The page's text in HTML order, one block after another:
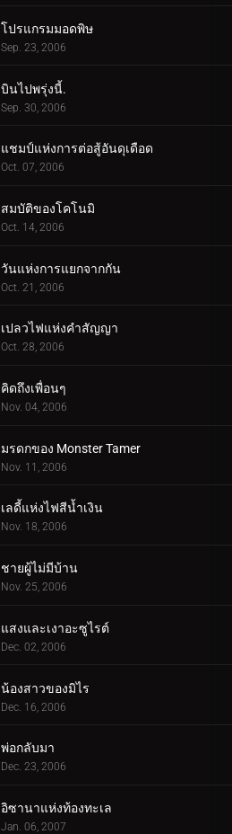
โปรแกรมมอดพิษ
Sep. 23, 2006
บินไปพรุ่งนี้.
Sep. 30, 2006
แชมป์แห่งการต่อสู้อันดุเดือด
Oct. 07, 2006
สมบัติของโคโนมิ
Oct. 14, 2006
วันแห่งการแยกจากกัน
Oct. 21, 2006
เปลวไฟแห่งคำสัญญา
Oct. 28, 2006
คิดถึงเพื่อนๆ
Nov. 04, 2006
มรดกของ Monster Tamer
Nov. 11, 2006
เลดี้แห่งไฟสีน้ำเงิน
Nov. 18, 2006
ชายผู้ไม่มีบ้าน
Nov. 25, 2006
แสงและเงาอะซูไรต์
Dec. 02, 2006
น้องสาวของมิไร
Dec. 16, 2006
พ่อกลับมา
Dec. 23, 2006
อิซานาแห่งท้องทะเล
Jan. 06, 2007